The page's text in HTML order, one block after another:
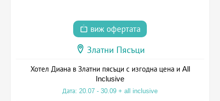
виж офертата
Златни Пясъци
Хотел Диана в Златни пясъци с изгодна цена и All
Inclusive
Дата: 20.07 - 30.09 + all inclusive